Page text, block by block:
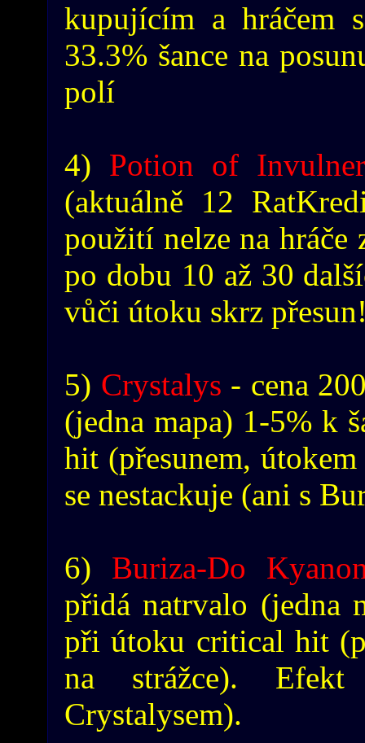
kupujícím a hráčem
33.3% šance na
polí
4) Potion of
(aktuálně 12
použití nelze na
po dobu 10 až 30
vůči útoku skrz
5) Crystalys - cena
(jedna mapa) 1-5% k
hit (přesunem,
se nestackuje (ani s
6) Buriza-Do
přidá natrvalo (jedna
při útoku critical hit
na strážce).
Crystalysem).